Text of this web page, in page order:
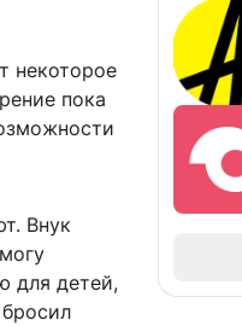
некоторое
пока
Внук
для детей,